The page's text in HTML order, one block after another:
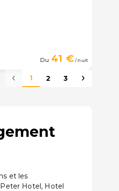
Du 41 €/ nuit
1 2 3
et les
Hotel, Hotel